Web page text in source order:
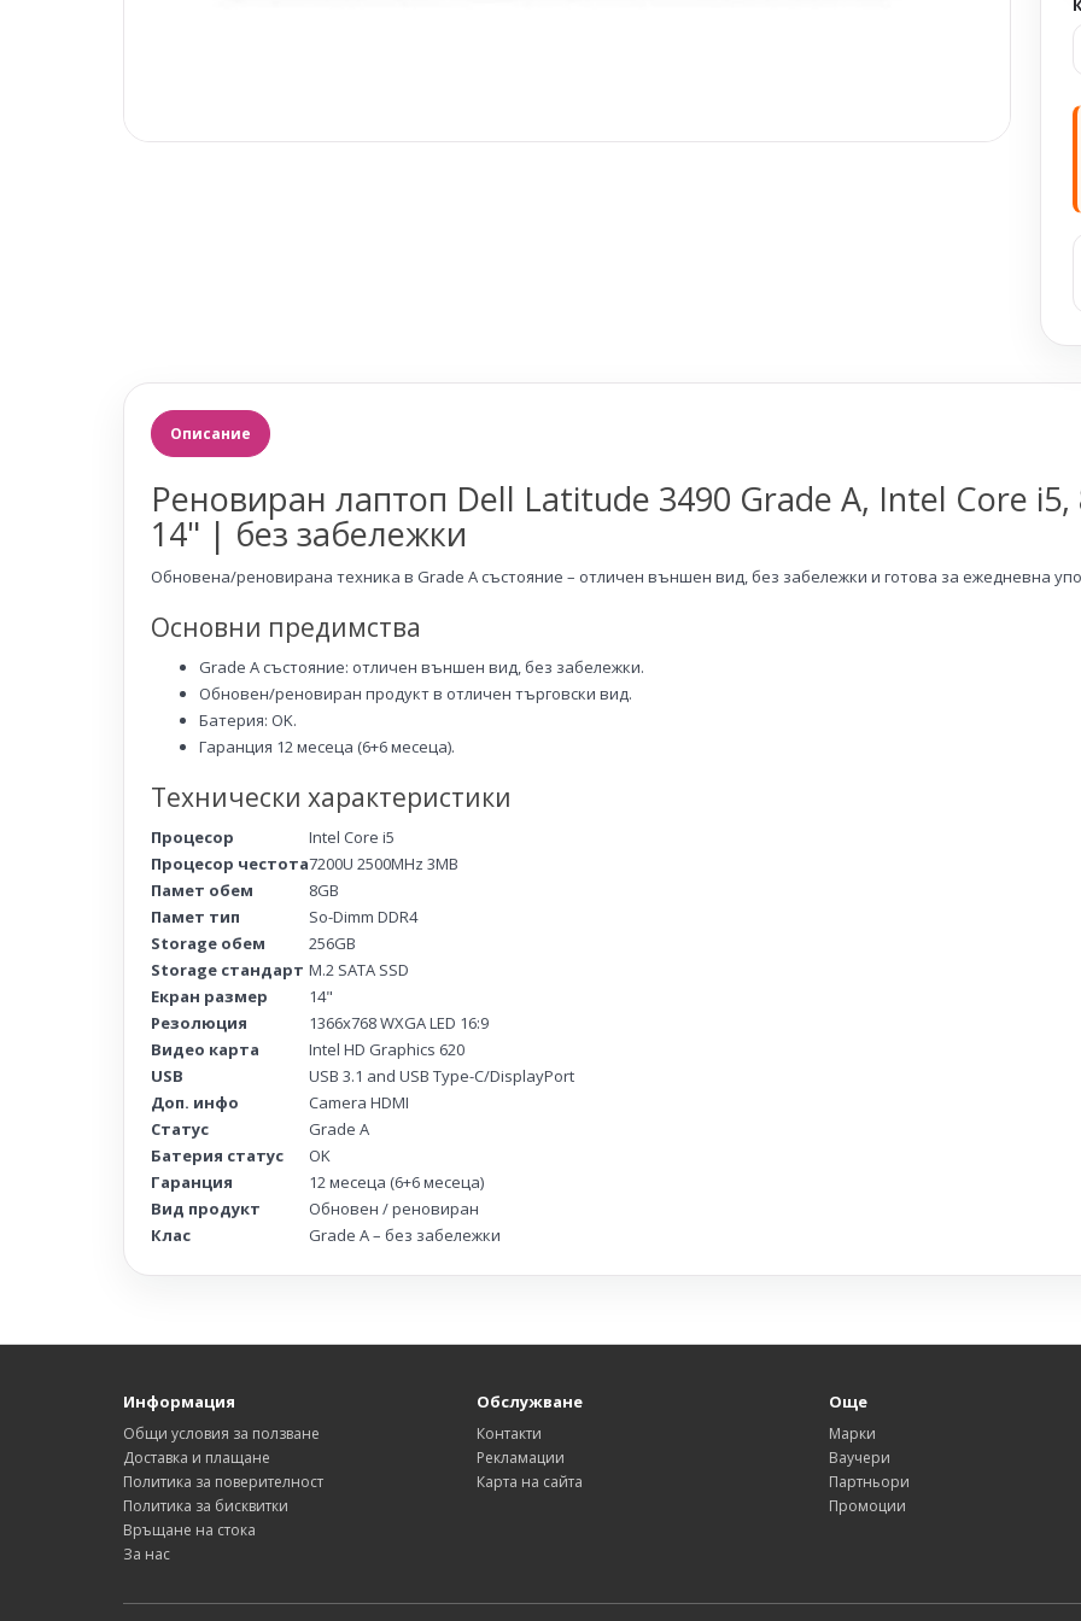
Описание
Реновиран лаптоп Dell Latitude 3490 Grade A, Intel Core i5,
14" | без забележки
Обновена/реновирана техника в Grade A състояние – отличен външен вид, без забележки и готова за ежедневна
Основни предимства
Grade A състояние: отличен външен вид, без забележки.
Обновен/реновиран продукт в отличен търговски вид.
Батерия: OK.
Гаранция 12 месеца (6+6 месеца).
Технически характеристики
Процесор
Intel Core i5
Процесор честота7200U 2500MHz 3MB
Памет обем
8GB
Памет тип
So-Dimm DDR4
Storage обем
256GB
Storage стандарт M.2 SATA SSD
Екран размер
14"
Резолюция
1366x768 WXGA LED 16:9
Видео карта
Intel HD Graphics 620
USB
USB 3.1 and USB Type-C/DisplayPort
Доп. инфо
Camera HDMI
Статус
Grade A
Батерия статус
OK
Гаранция
12 месеца (6+6 месеца)
Вид продукт
Обновен / реновиран
Клас
Grade A – без забележки
Информация
Общи условия за ползване
Доставка и плащане
Политика за поверителност
Политика за бисквитки
Връщане на стока
За нас
Обслужване
Контакти
Рекламации
Карта на сайта
Още
Марки
Ваучери
Партньори
Промоции